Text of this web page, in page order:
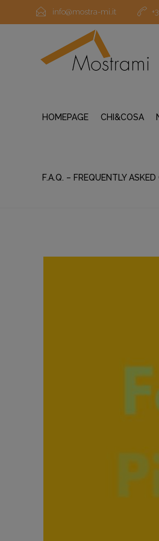
info@mostra-mi.it
HOMEPAGE CHI&COSA
F.A.Q. – FREQUENTLY